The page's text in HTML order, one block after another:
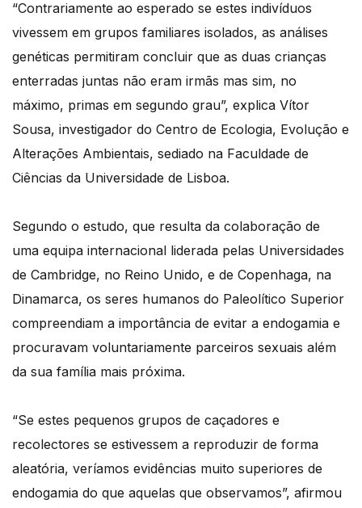
“Contrariamente ao esperado se estes indivíduos
vivessem em grupos familiares isolados, as análises
genéticas permitiram concluir que as duas crianças
enterradas juntas não eram irmãs mas sim, no
máximo, primas em segundo grau”, explica Vítor
Sousa, investigador do Centro de Ecologia, Evolução e
Alterações Ambientais, sediado na Faculdade de
Ciências da Universidade de Lisboa.
Segundo o estudo, que resulta da colaboração de
uma equipa internacional liderada pelas Universidades
de Cambridge, no Reino Unido, e de Copenhaga, na
Dinamarca, os seres humanos do Paleolítico Superior
compreendiam a importância de evitar a endogamia e
procuravam voluntariamente parceiros sexuais além
da sua família mais próxima.
“Se estes pequenos grupos de caçadores e
recolectores se estivessem a reproduzir de forma
aleatória, veríamos evidências muito superiores de
endogamia do que aquelas que observamos”, afirmou